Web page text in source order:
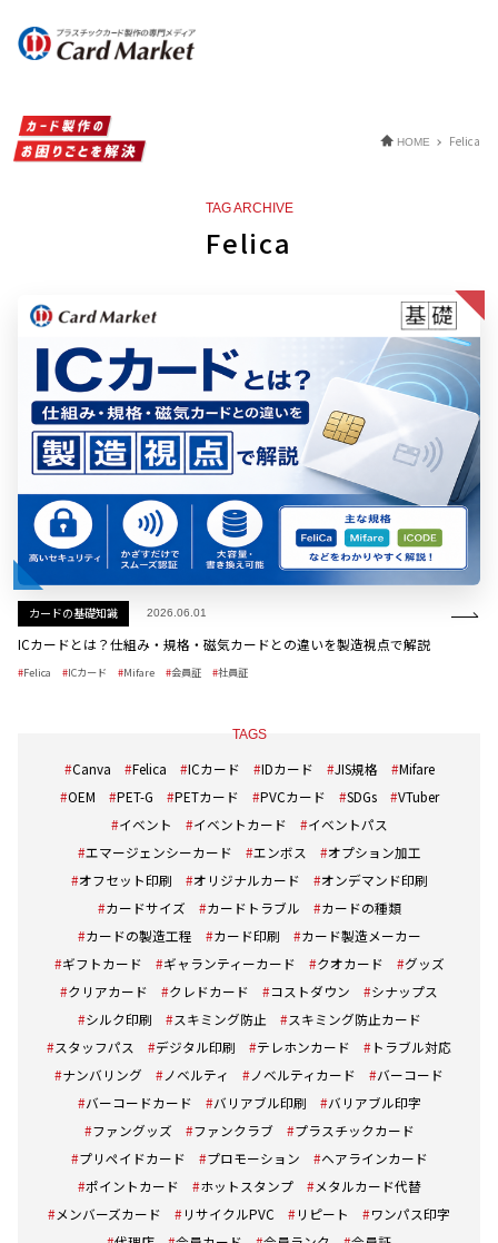
HOME Felica
TAG ARCHIVE
Felica
カードの基礎知識 2026.06.01
ICカードとは？仕組み・規格・磁気カードとの違いを製造視点で解説
Felica ICカード Mifare 会員証 社員証
TAGS
Canva Felica ICカード IDカード JIS規格
Mifare
OEM
PET-G PETカード PVCカード SDGs
VTuber
イベント
イベントカード
イベントパス
エマージェンシーカード
エンボス
オプション加工
オフセット印刷
オリジナルカード
オンデマンド印刷
カードサイズ
カードトラブル
カードの種類
カードの製造工程
カード印刷
カード製造メーカー
ギフトカード
ギャランティーカード クオカード
グッズ
クリアカード
クレドカード コストダウン
シナップス
シルク印刷
スキミング防止
スキミング防止カード
スタッフパス
デジタル印刷 テレホンカード
トラブル対応
ナンバリング
ノベルティ ノベルティカード
バーコード
バーコードカード
バリアブル印刷
バリアブル印字
ファングッズ
ファンクラブ
プラスチックカード
プリペイドカード
プロモーション
ヘアラインカード
ポイントカード
ホットスタンプ
メタルカード代替
メンバーズカード
リサイクルPVC リピート
ワンパス印字